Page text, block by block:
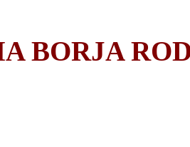
BORJA